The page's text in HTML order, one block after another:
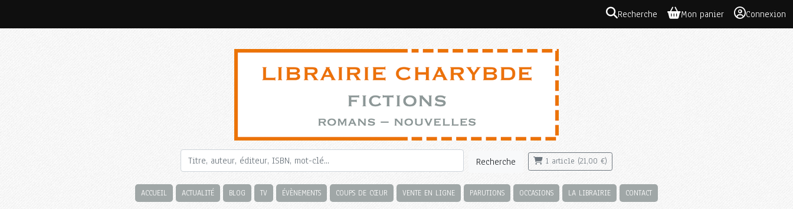
Recherche Mon panier Connexion
Recherche 1 article (21,00 €)
ACCUEIL ACTUALITÉ BLOG TV ÉVÈNEMENTS COUPS DE CŒUR VENTE EN LIGNE PARUTIONS OCCASIONS LA LIBRAIRIE CONTACT